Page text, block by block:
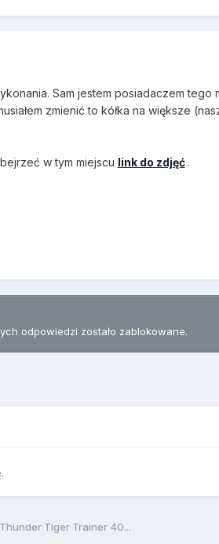
Sam jestem posiadaczem
zmienić to kółka na większe
w tym miejscu link do zdjęć .
odpowiedzi zostało zablokowane.
Tiger Trainer 40...